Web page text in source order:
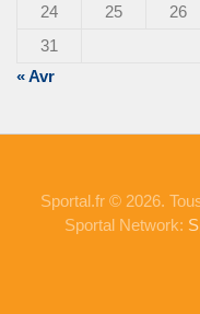
24
25 26
31
« Avr
Sportal.fr © 2026.
Sportal Network: